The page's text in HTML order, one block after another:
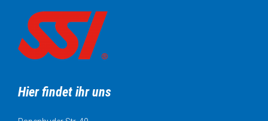
Hier findet ihr uns